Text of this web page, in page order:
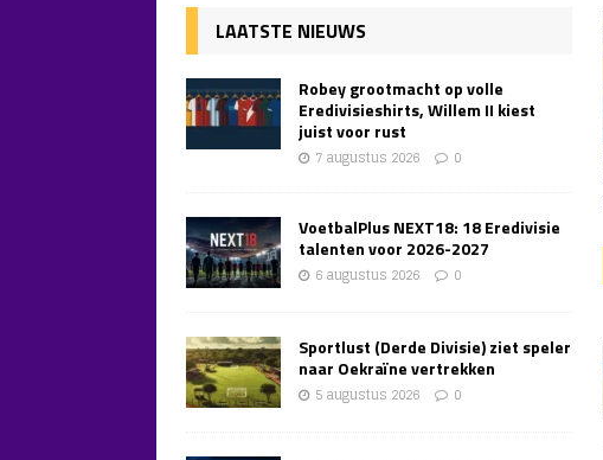
LAATSTE NIEUWS
Robey grootmacht op volle
Eredivisieshirts, Willem II kiest
juist voor rust
7 augustus 2026 0
VoetbalPlus NEXT18: 18 Eredivisie
talenten voor 2026-2027
6 augustus 2026 0
Sportlust (Derde Divisie) ziet speler
naar Oekraïne vertrekken
5 augustus 2026 0